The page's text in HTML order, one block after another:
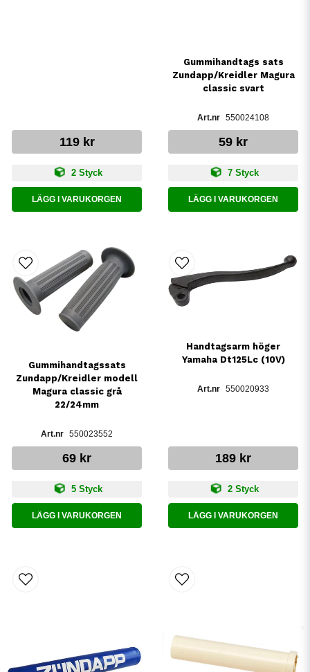
119 kr
2 Styck
LÄGG I VARUKORGEN
Gummihandtags sats
Zundapp/Kreidler Magura
classic svart
550024108
59 kr
7 Styck
LÄGG I VARUKORGEN
Gummihandtagssats
Zundapp/Kreidler modell
Magura classic grå
22/24mm
550023552
69 kr
5 Styck
LÄGG I VARUKORGEN
Handtagsarm höger
Yamaha Dt125Lc (10V)
550020933
189 kr
2 Styck
LÄGG I VARUKORGEN